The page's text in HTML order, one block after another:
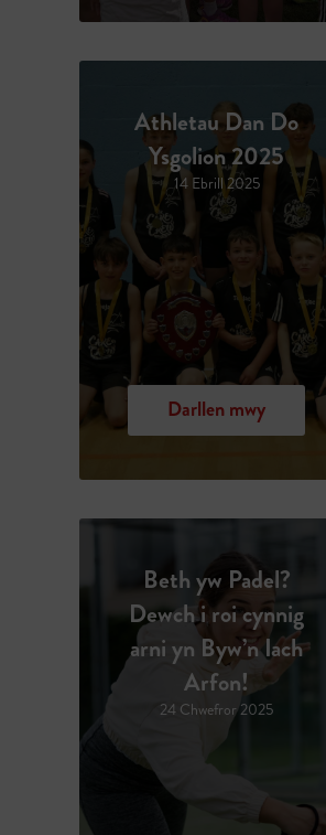
Athletau Dan Do
Ysgolion 2025
14 Ebrill 2025
Darllen mwy
Beth yw Padel?
Dewch i roi cynnig
arni yn Byw’n Iach
Arfon!
24 Chwefror 2025